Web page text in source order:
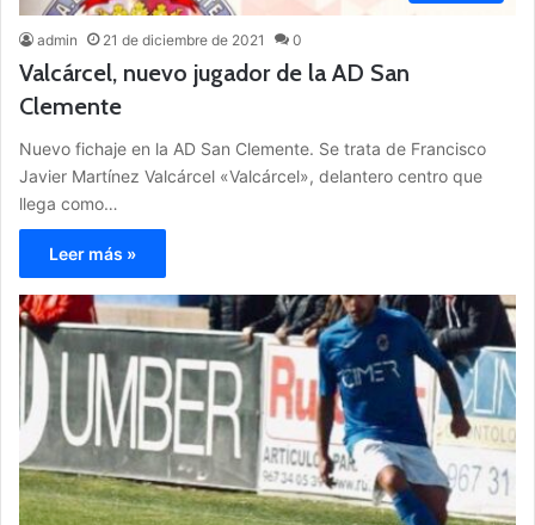
admin 21 de diciembre de 2021 0
Valcárcel, nuevo jugador de la AD San
Clemente
Nuevo fichaje en la AD San Clemente. Se trata de Francisco
Javier Martínez Valcárcel «Valcárcel», delantero centro que
llega como…
Leer más »